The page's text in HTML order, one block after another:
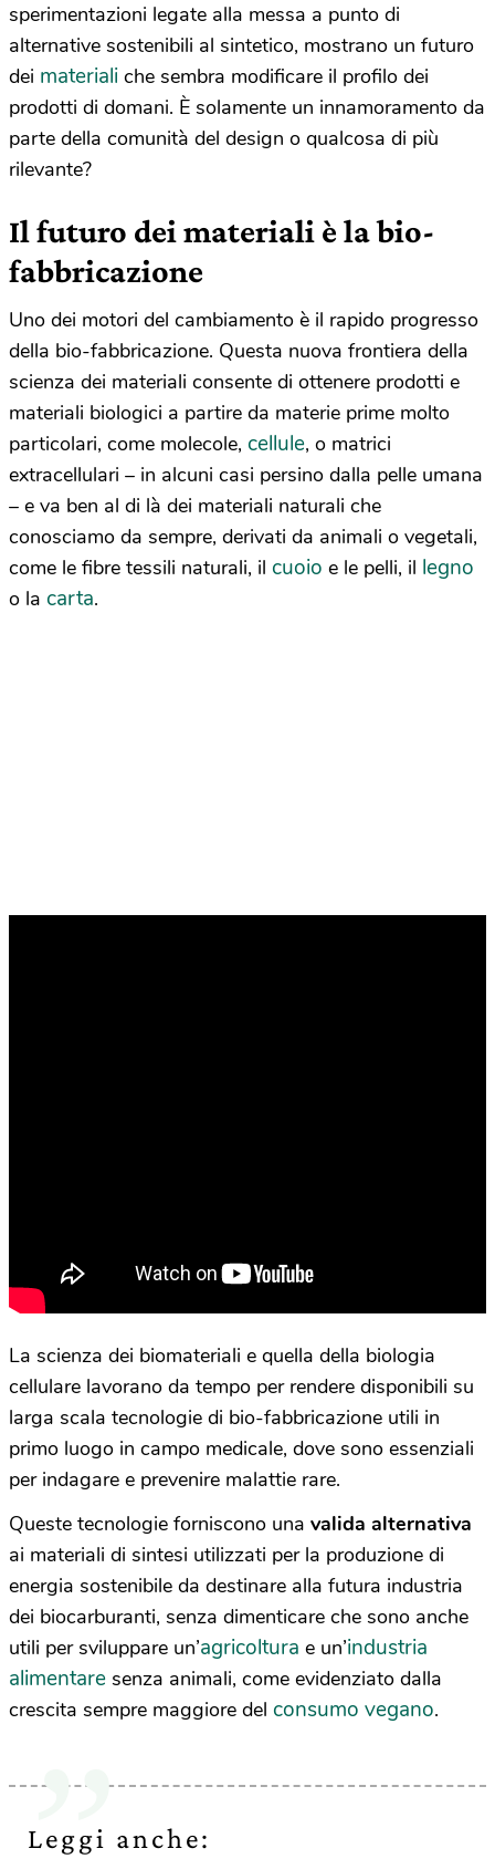
sperimentazioni legate alla messa a punto di
alternative sostenibili al sintetico, mostrano un futuro
dei materiali che sembra modificare il profilo dei
prodotti di domani. È solamente un innamoramento da
parte della comunità del design o qualcosa di più
rilevante?
Il futuro dei materiali è la bio-
fabbricazione
Uno dei motori del cambiamento è il rapido progresso
della bio-fabbricazione. Questa nuova frontiera della
scienza dei materiali consente di ottenere prodotti e
materiali biologici a partire da materie prime molto
particolari, come molecole, cellule, o matrici
extracellulari – in alcuni casi persino dalla pelle umana
– e va ben al di là dei materiali naturali che
conosciamo da sempre, derivati da animali o vegetali,
come le fibre tessili naturali, il cuoio e le pelli, il legno
o la carta.
La scienza dei biomateriali e quella della biologia
cellulare lavorano da tempo per rendere disponibili su
larga scala tecnologie di bio-fabbricazione utili in
primo luogo in campo medicale, dove sono essenziali
per indagare e prevenire malattie rare.
Queste tecnologie forniscono una valida alternativa
ai materiali di sintesi utilizzati per la produzione di
energia sostenibile da destinare alla futura industria
dei biocarburanti, senza dimenticare che sono anche
utili per sviluppare un’agricoltura e un’industria
alimentare senza animali, come evidenziato dalla
crescita sempre maggiore del consumo vegano.
Leggi anche: